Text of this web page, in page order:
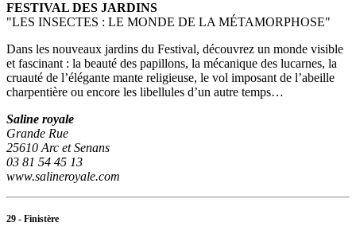
FESTIVAL DES JARDINS
"LES INSECTES : LE MONDE DE LA MÉTAMORPHOSE"
Dans les nouveaux jardins du Festival, découvrez un monde visible
et fascinant : la beauté des papillons, la mécanique des lucarnes, la
cruauté de l’élégante mante religieuse, le vol imposant de l’abeille
charpentière ou encore les libellules d’un autre temps…
Saline royale
Grande Rue
25610 Arc et Senans
03 81 54 45 13
www.salineroyale.com
29 - Finistère